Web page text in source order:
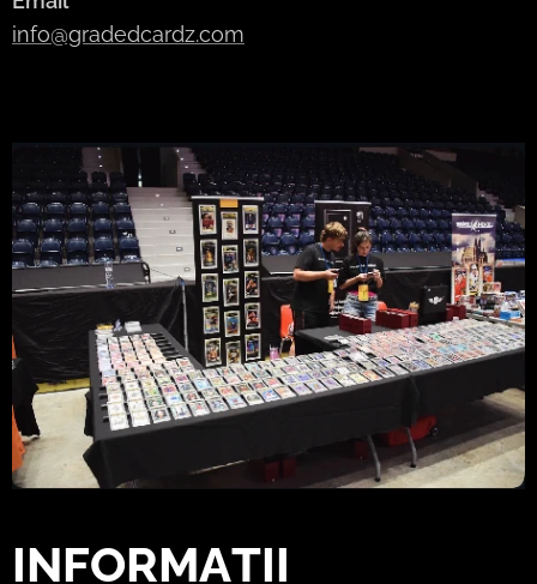
info@gradedcardz.com
INFORMAȚII